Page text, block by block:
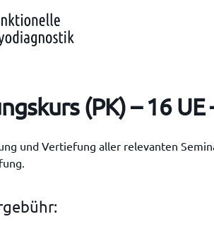
search or ESC to close
(PK) – 16
und Vertiefung aller relevanten